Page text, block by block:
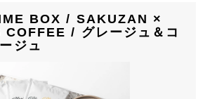
BOX / SAKUZAN ×
/ グレージュ＆コ
ジュ